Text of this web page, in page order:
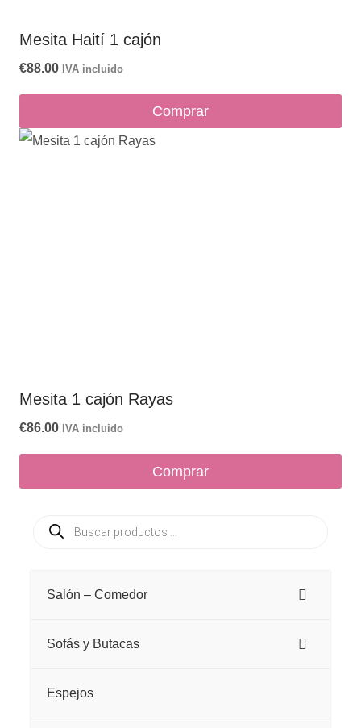
Mesita Haití 1 cajón
€88.00 IVA incluido
Comprar
Mesita 1 cajón Rayas
€86.00 IVA incluido
Comprar
Búsqueda
Salón – Comedor
Sofás y Butacas
Espejos